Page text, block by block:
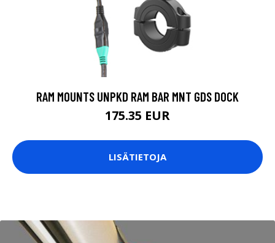
RAM MOUNTS UNPKD RAM BAR MNT GDS DOCK
175.35 EUR
LISÄTIETOJA